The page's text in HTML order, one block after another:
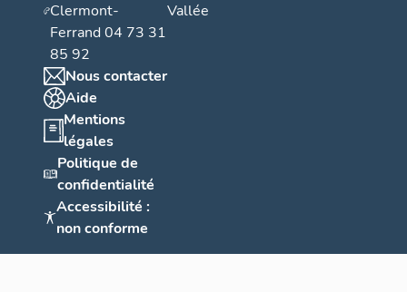
Clermont-
Ferrand 04 73 31
85 92
Nous contacter
Aide
Mentions
légales
Politique de
confidentialité
Accessibilité :
non conforme
Vallée